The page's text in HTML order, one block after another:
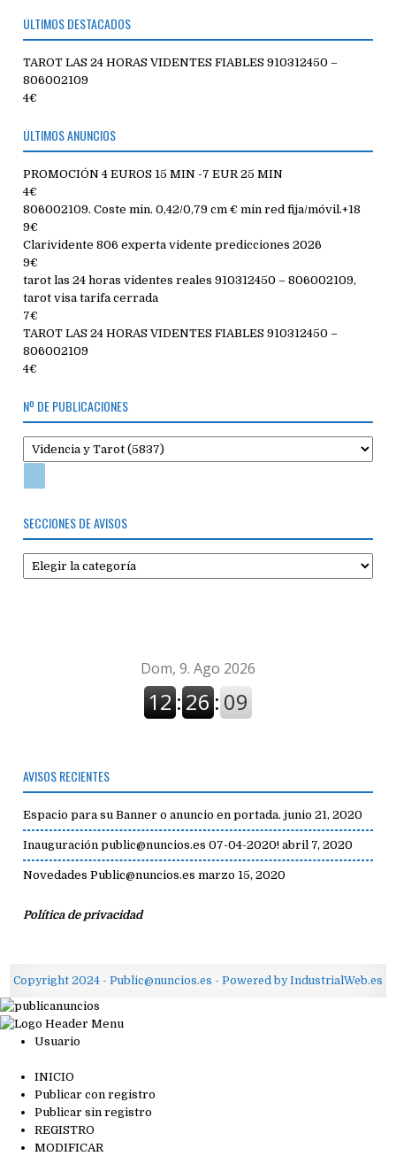
ÚLTIMOS DESTACADOS
TAROT LAS 24 HORAS VIDENTES FIABLES 910312450 –
806002109
4€
ÚLTIMOS ANUNCIOS
PROMOCIÓN 4 EUROS 15 MIN -7 EUR 25 MIN
4€
806002109. Coste min. 0,42/0,79 cm € min red fija/móvil.+18
9€
Clarividente 806 experta vidente predicciones 2026
9€
tarot las 24 horas videntes reales 910312450 – 806002109,
tarot visa tarifa cerrada
7€
TAROT LAS 24 HORAS VIDENTES FIABLES 910312450 –
806002109
4€
Nº DE PUBLICACIONES
SECCIONES DE AVISOS
Secciones
de
AVISOS RECIENTES
Espacio para su Banner o anuncio en portada. junio 21, 2020
Inauguración public@nuncios.es 07-04-2020! abril 7, 2020
Novedades Public@nuncios.es marzo 15, 2020
Política de privacidad
Copyright 2024 - Public@nuncios.es - Powered by IndustrialWeb.es
Usuario
INICIO
Publicar con registro
Publicar sin registro
REGISTRO
MODIFICAR